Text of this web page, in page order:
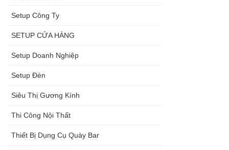
Setup Công Ty
SETUP CỬA HÀNG
Setup Doanh Nghiệp
Setup Đèn
Siêu Thị Gương Kính
Thi Công Nội Thất
Thiết Bị Dụng Cụ Quày Bar